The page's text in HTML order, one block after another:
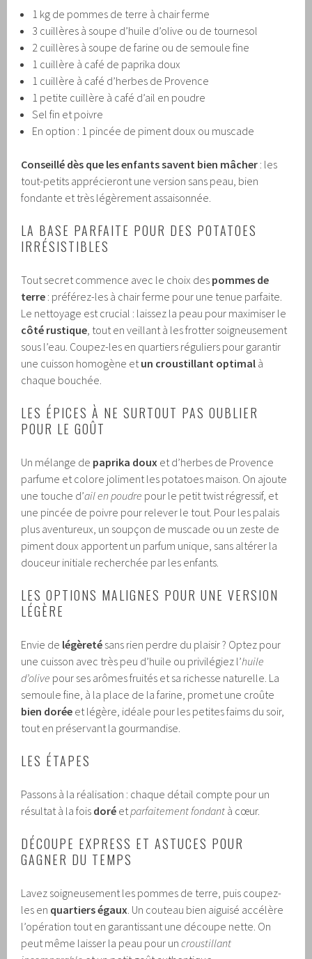
1 kg de pommes de terre à chair ferme
3 cuillères à soupe d’huile d’olive ou de tournesol
2 cuillères à soupe de farine ou de semoule fine
1 cuillère à café de paprika doux
1 cuillère à café d’herbes de Provence
1 petite cuillère à café d’ail en poudre
Sel fin et poivre
En option : 1 pincée de piment doux ou muscade
Conseillé dès que les enfants savent bien mâcher : les
tout-petits apprécieront une version sans peau, bien
fondante et très légèrement assaisonnée.
LA BASE PARFAITE POUR DES POTATOES
IRRÉSISTIBLES
Tout secret commence avec le choix des pommes de
terre : préférez-les à chair ferme pour une tenue parfaite.
Le nettoyage est crucial : laissez la peau pour maximiser le
côté rustique , tout en veillant à les frotter soigneusement
sous l’eau. Coupez-les en quartiers réguliers pour garantir
une cuisson homogène et un croustillant optimal à
chaque bouchée.
LES ÉPICES À NE SURTOUT PAS OUBLIER
POUR LE GOÛT
Un mélange de paprika doux et d’herbes de Provence
parfume et colore joliment les potatoes maison. On ajoute
une touche d’ail en poudre pour le petit twist régressif, et
une pincée de poivre pour relever le tout. Pour les palais
plus aventureux, un soupçon de muscade ou un zeste de
piment doux apportent un parfum unique, sans altérer la
douceur initiale recherchée par les enfants.
LES OPTIONS MALIGNES POUR UNE VERSION
LÉGÈRE
Envie de légèreté sans rien perdre du plaisir ? Optez pour
une cuisson avec très peu d’huile ou privilégiez l’huile
d’olive pour ses arômes fruités et sa richesse naturelle. La
semoule fine, à la place de la farine, promet une croûte
bien dorée et légère, idéale pour les petites faims du soir,
tout en préservant la gourmandise.
LES ÉTAPES
Passons à la réalisation : chaque détail compte pour un
résultat à la fois doré et parfaitement fondant à cœur.
DÉCOUPE EXPRESS ET ASTUCES POUR
GAGNER DU TEMPS
Lavez soigneusement les pommes de terre, puis coupez-
les en quartiers égaux . Un couteau bien aiguisé accélère
l’opération tout en garantissant une découpe nette. On
peut même laisser la peau pour uncroustillant